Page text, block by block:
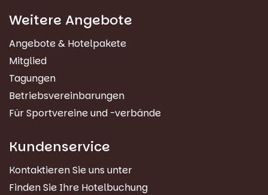
Weitere Angebote
Angebote & Hotelpakete
Mitglied
Tagungen
Betriebsvereinbarungen
Für Sportvereine und -verbände
Kundenservice
Kontaktieren Sie uns unter
Finden Sie Ihre Hotelbuchung